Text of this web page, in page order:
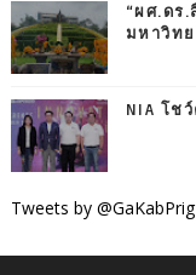
“ผศ.ดร
มหาวิท
NIA โช
Tweets by @GaKabPrig